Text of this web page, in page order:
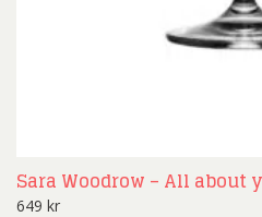
Sara Woodrow – All about
649 kr